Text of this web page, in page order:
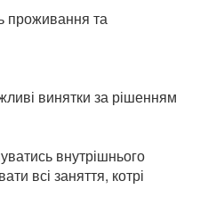
проживання та
винятки за рішенням
внутрішнього
всі заняття, котрі